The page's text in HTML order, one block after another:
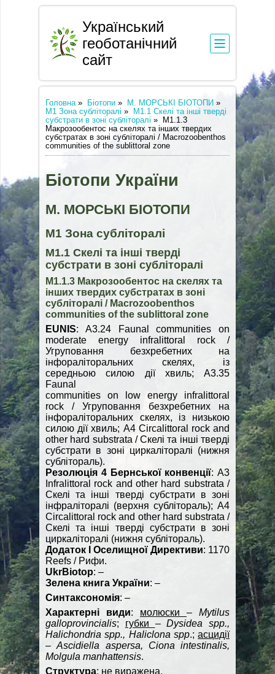
Український
геоботанічний
сайт
Головна » Біотопи » М. МОРСЬКІ БІОТОПИ »
М1 Зона субліторалі »
М1.1 Скелі та інші тверді
субстрати в зоні субліторалі »
М1.1.3
Макрозообентос на скелях та інших твердих
субстратах в зоні субліторалі / Macrozoobenthos
communities of the sublittoral zone
Біотопи України
М. МОРСЬКІ БІОТОПИ
М1 Зона субліторалі
М1.1 Скелі та інші тверді
субстрати в зоні субліторалі
М1.1.3 Макрозообентос на скелях та
інших твердих субстратах в зоні
субліторалі / Macrozoobenthos
communities of the sublittoral zone
EUNIS: A3.24 Faunal communities on
moderate energy infralittoral rock /
Угруповання безхребетних на
інфораліторальних скелях, із
середньою силою дії хвиль; A3.35
Faunal
communities on low energy infralittoral
rock / Угруповання безхребетних на
інфораліторальних скелях, із низькою
силою дії хвиль; A4 Circalittoral rock and
other hard substrata / Скелі та інші тверді
субстрати в зоні циркаліторалі (нижня
сублітораль).
Резолюція 4 Бернської конвенції: A3
Infralittoral rock and other hard substrata /
Скелі та інші тверді субстрати в зоні
інфраліторалі (верхня сублітораль); A4
Circalittoral rock and other hard substrata /
Скелі та інші тверді субстрати в зоні
циркаліторалі (нижня сублітораль).
Додаток І Оселищної Директиви: 1170
Reefs / Рифи.
UkrBiotop: –
Зелена книга України: –
Синтаксономія: –
Характерні види: молюски – Mytilus
galloprovincialis; губки –Dysidea spp.,
Halichondria spp., Haliclona spp.; асцидії
–Ascidiella aspersa, Ciona intestinalis,
Molgula manhattensis.
Структура: не виражена.